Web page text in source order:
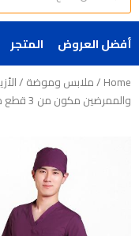
أفضل العروض المتجر
Home
/ملابس وموضة /
والممرضين مكون من 3 قطع من غير اكمام